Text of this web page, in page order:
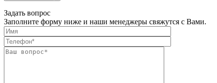
Задать вопрос
Заполните форму ниже и наши менеджеры свяжутся с Вами.